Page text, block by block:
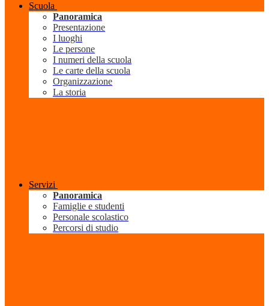
Scuola
Panoramica
Presentazione
I luoghi
Le persone
I numeri della scuola
Le carte della scuola
Organizzazione
La storia
Servizi
Panoramica
Famiglie e studenti
Personale scolastico
Percorsi di studio